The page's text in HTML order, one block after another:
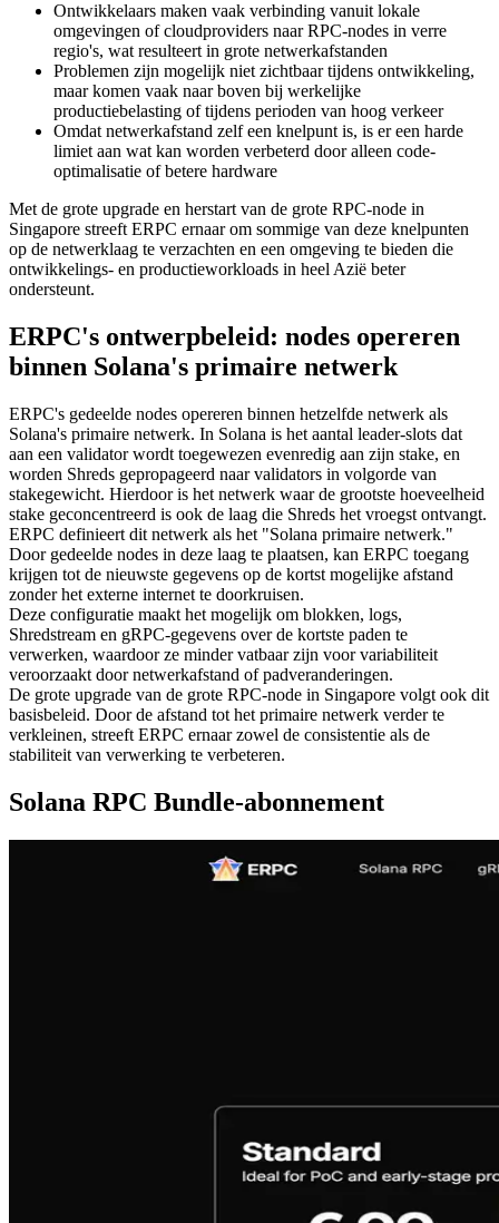
Ontwikkelaars maken vaak verbinding vanuit lokale
omgevingen of cloudproviders naar RPC-nodes in verre
regio's, wat resulteert in grote netwerkafstanden
Problemen zijn mogelijk niet zichtbaar tijdens ontwikkeling,
maar komen vaak naar boven bij werkelijke
productiebelasting of tijdens perioden van hoog verkeer
Omdat netwerkafstand zelf een knelpunt is, is er een harde
limiet aan wat kan worden verbeterd door alleen code-
optimalisatie of betere hardware
Met de grote upgrade en herstart van de grote RPC-node in
Singapore streeft ERPC ernaar om sommige van deze knelpunten
op de netwerklaag te verzachten en een omgeving te bieden die
ontwikkelings- en productieworkloads in heel Azië beter
ondersteunt.
ERPC's ontwerpbeleid: nodes opereren
binnen Solana's primaire netwerk
ERPC's gedeelde nodes opereren binnen hetzelfde netwerk als
Solana's primaire netwerk. In Solana is het aantal leader-slots dat
aan een validator wordt toegewezen evenredig aan zijn stake, en
worden Shreds gepropageerd naar validators in volgorde van
stakegewicht. Hierdoor is het netwerk waar de grootste hoeveelheid
stake geconcentreerd is ook de laag die Shreds het vroegst ontvangt.
ERPC definieert dit netwerk als het "Solana primaire netwerk."
Door gedeelde nodes in deze laag te plaatsen, kan ERPC toegang
krijgen tot de nieuwste gegevens op de kortst mogelijke afstand
zonder het externe internet te doorkruisen.
Deze configuratie maakt het mogelijk om blokken, logs,
Shredstream en gRPC-gegevens over de kortste paden te
verwerken, waardoor ze minder vatbaar zijn voor variabiliteit
veroorzaakt door netwerkafstand of padveranderingen.
De grote upgrade van de grote RPC-node in Singapore volgt ook dit
basisbeleid. Door de afstand tot het primaire netwerk verder te
verkleinen, streeft ERPC ernaar zowel de consistentie als de
stabiliteit van verwerking te verbeteren.
Solana RPC Bundle-abonnement